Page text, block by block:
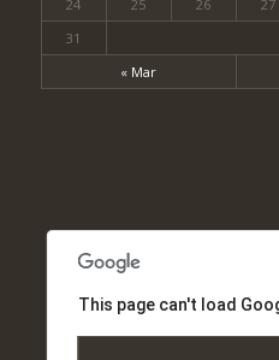
« Mar
24
25 26 27
31
This page can't load